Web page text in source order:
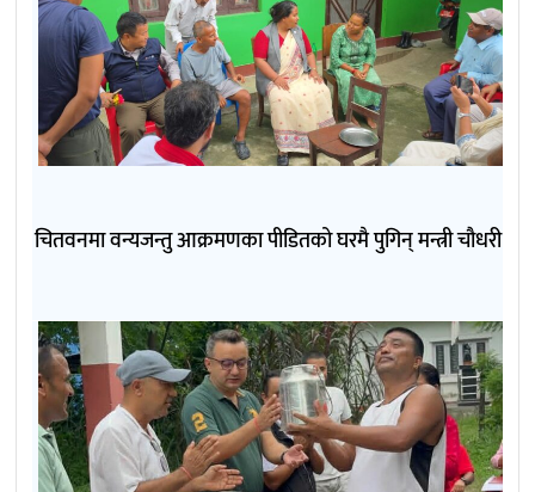
चितवनमा वन्यजन्तु आक्रमणका पीडितको घरमै पुगिन् मन्त्री चौधरी